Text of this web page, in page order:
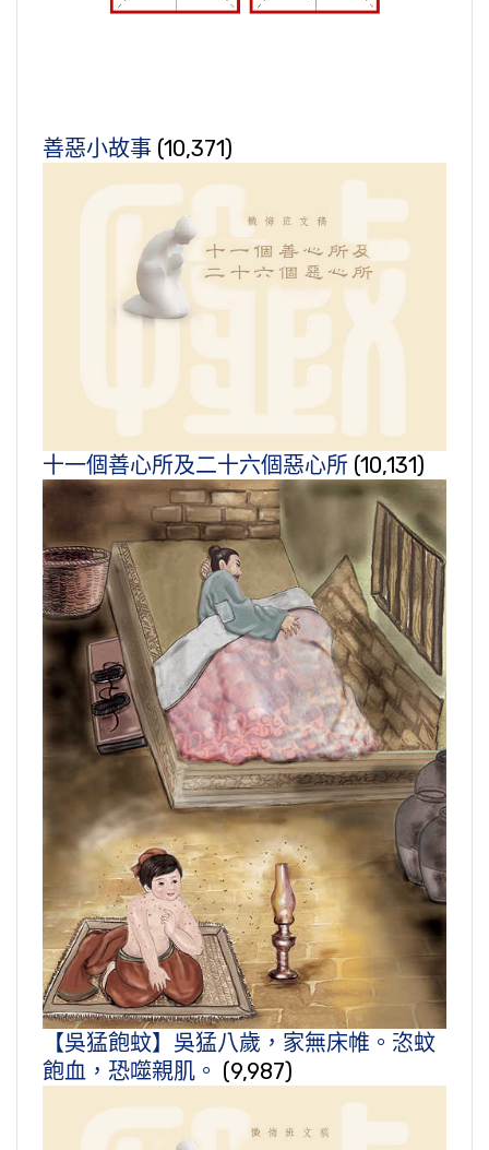
善惡小故事 (10,371)
十一個善心所及二十六個惡心所 (10,131)
【吳猛飽蚊】吳猛八歲，家無床帷。恣蚊
飽血，恐噬親肌。 (9,987)